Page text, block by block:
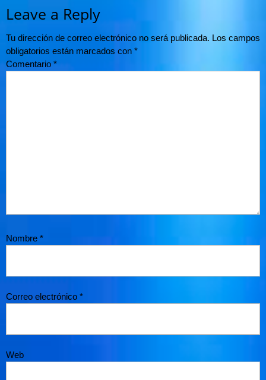
Leave a Reply
Tu dirección de correo electrónico no será publicada. Los campos
obligatorios están marcados con *
Comentario *
Nombre *
Correo electrónico *
Web